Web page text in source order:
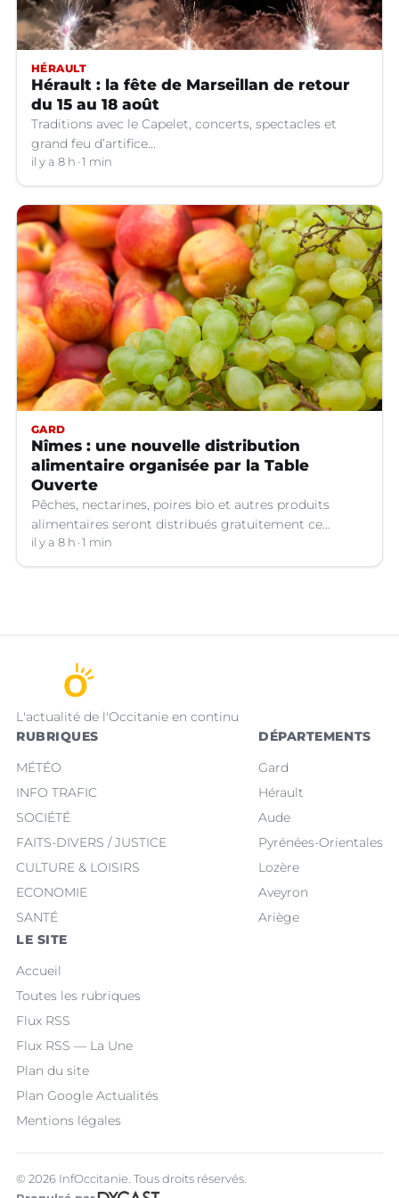
HÉRAULT
Hérault : la fête de Marseillan de retour
du 15 au 18 août
Traditions avec le Capelet, concerts, spectacles et
grand feu d’artifice...
il y a 8 h 1 min
GARD
Nîmes : une nouvelle distribution
alimentaire organisée par la Table
Ouverte
Pêches, nectarines, poires bio et autres produits
alimentaires seront distribués gratuitement ce
vendredi 7 août par les bénévoles de la Table Ouverte
à Nîmes (Gard).
il y a 8 h 1 min
L'actualité de l'Occitanie en continu
RUBRIQUES
MÉTÉO
INFO TRAFIC
SOCIÉTÉ
FAITS-DIVERS / JUSTICE
CULTURE & LOISIRS
ECONOMIE
SANTÉ
DÉPARTEMENTS
Gard
Hérault
Aude
Pyrénées-Orientales
Lozère
Aveyron
Ariège
LE SITE
Accueil
Toutes les rubriques
Flux RSS
Flux RSS — La Une
Plan du site
Plan Google Actualités
Mentions légales
© 2026 InfOccitanie. Tous droits réservés.